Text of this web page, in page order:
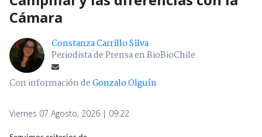
Cámara
Constanza Carrillo Silva
Periodista de Prensa en BioBioChile
Con información deGonzalo Olguín
Viernes 07 Agosto, 2026 | 09:22